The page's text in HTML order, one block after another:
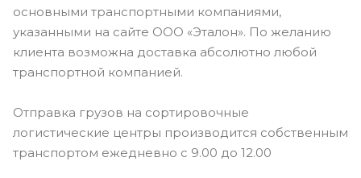
основными транспортными компаниями,
указанными на сайте ООО «Эталон». По желанию
клиента возможна доставка абсолютно любой
транспортной компанией.
Отправка грузов на сортировочные
логистические центры производится собственным
транспортом ежедневно с 9.00 до 12.00